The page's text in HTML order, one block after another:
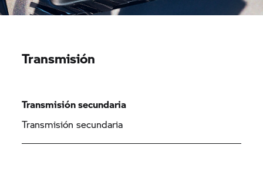
Transmisión
Transmisión secundaria
Transmisión secundaria